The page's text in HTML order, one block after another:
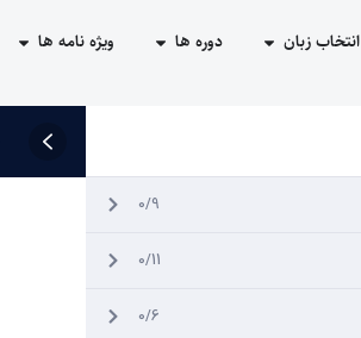
انتخاب زبان دوره ها ویژه نامه ها
0/9
0/11
0/6